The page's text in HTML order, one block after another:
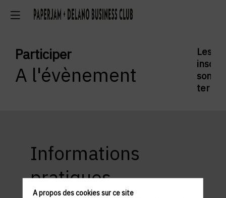
Participer
A l'évènement
Les
sont
Informations
pratiques
A propos des cookies sur ce site